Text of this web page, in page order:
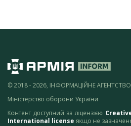
© 2018 - 2026, ІНФОРМАЦІЙНЕ
Міністерство оборони України
Контент доступний за ліцензією
International license якщо не